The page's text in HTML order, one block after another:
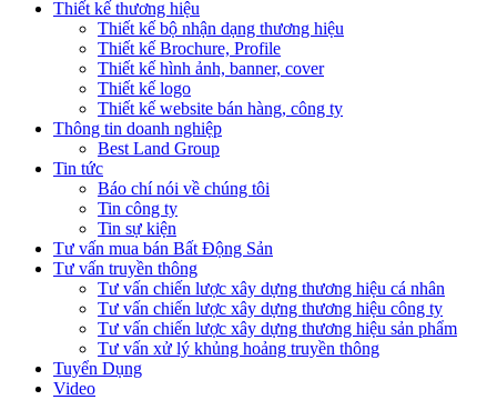
Thiết kế thương hiệu
Thiết kế bộ nhận dạng thương hiệu
Thiết kế Brochure, Profile
Thiết kế hình ảnh, banner, cover
Thiết kế logo
Thiết kế website bán hàng, công ty
Thông tin doanh nghiệp
Best Land Group
Tin tức
Báo chí nói về chúng tôi
Tin công ty
Tin sự kiện
Tư vấn mua bán Bất Động Sản
Tư vấn truyền thông
Tư vấn chiến lược xây dựng thương hiệu cá nhân
Tư vấn chiến lược xây dựng thương hiệu công ty
Tư vấn chiến lược xây dựng thương hiệu sản phẩm
Tư vấn xử lý khủng hoảng truyền thông
Tuyển Dụng
Video